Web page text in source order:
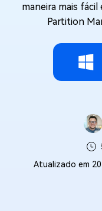
maneira mais
Partition
Atualizado em